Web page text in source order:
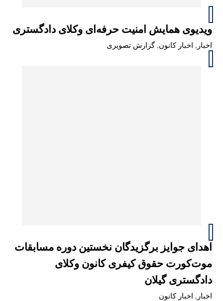
ویدیوی همایش امنیت حرفه‌ای وکلای دادگستری
اخبار , اخبار کانون,گزارش تصویری
اهدای جوایز برگزیدگان نخستین دوره مسابقات
موت‌کورت حقوق کیفری کانون وکلای
دادگستری گیلان
اخبار , اخبار کانون